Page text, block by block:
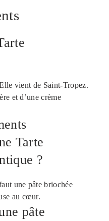
vient de Saint-Tropez.
et d’une crème
Tarte
?
une pâte briochée
au cœur.
pâte